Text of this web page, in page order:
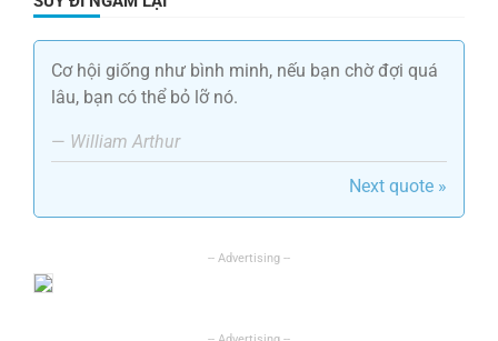
Cơ hội giống như bình minh, nếu bạn chờ đợi quá
lâu, bạn có thể bỏ lỡ nó.
— William Arthur
Next quote »